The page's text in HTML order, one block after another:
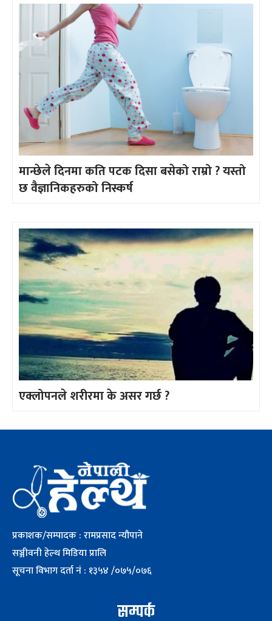
मान्छेले दिनमा कति पटक दिसा बसेको राम्रो ? यस्तो
छ वैज्ञानिकहरुको निस्कर्ष
एक्लोपनले शरीरमा के असर गर्छ ?
प्रकाशक/सम्पादक : रामप्रसाद न्यौपाने
सञ्जीवनी हेल्थ मिडिया प्रालि
सूचना विभाग दर्ता नं : १३५४ /०७५/०७६
सम्पर्क